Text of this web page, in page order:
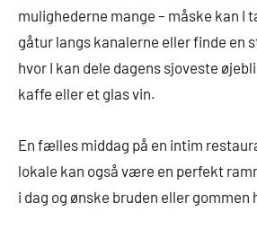
mulighederne mange – måske kan I
gåtur langs kanalerne eller finde en
hvor I kan dele dagens sjoveste
kaffe eller et glas vin.
En fælles middag på en intim
lokale kan også være en perfekt
i dag og ønske bruden eller gommen